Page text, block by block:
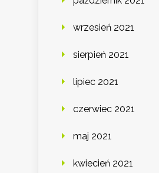
wrzesień 2021
sierpień 2021
lipiec 2021
czerwiec 2021
maj 2021
kwiecień 2021